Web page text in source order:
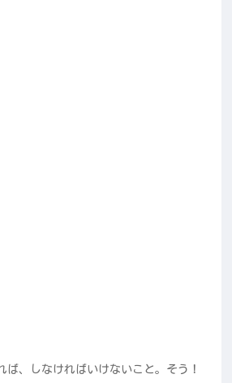
ば、しなければいけないこと。そう！